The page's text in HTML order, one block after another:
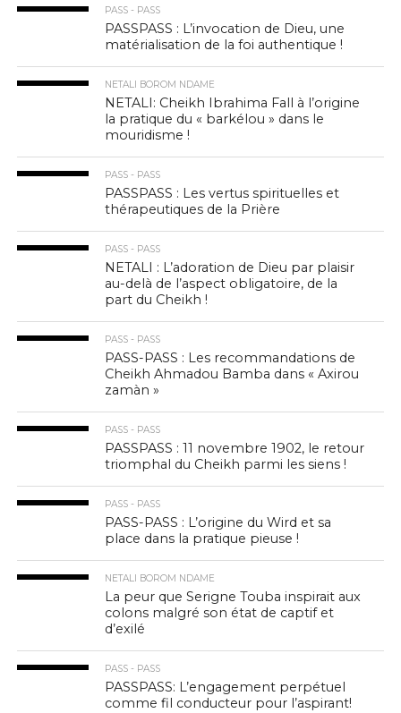
PASS - PASS
PASSPASS : L’invocation de Dieu, une
matérialisation de la foi authentique !
NETALI BOROM NDAME
NETALI: Cheikh Ibrahima Fall à l’origine
la pratique du « barkélou » dans le
mouridisme !
PASS - PASS
PASSPASS : Les vertus spirituelles et
thérapeutiques de la Prière
PASS - PASS
NETALI : L’adoration de Dieu par plaisir
au-delà de l’aspect obligatoire, de la
part du Cheikh !
PASS - PASS
PASS-PASS : Les recommandations de
Cheikh Ahmadou Bamba dans « Axirou
zamàn »
PASS - PASS
PASSPASS : 11 novembre 1902, le retour
triomphal du Cheikh parmi les siens !
PASS - PASS
PASS-PASS : L’origine du Wird et sa
place dans la pratique pieuse !
NETALI BOROM NDAME
La peur que Serigne Touba inspirait aux
colons malgré son état de captif et
d’exilé
PASS - PASS
PASSPASS: L’engagement perpétuel
comme fil conducteur pour l’aspirant!